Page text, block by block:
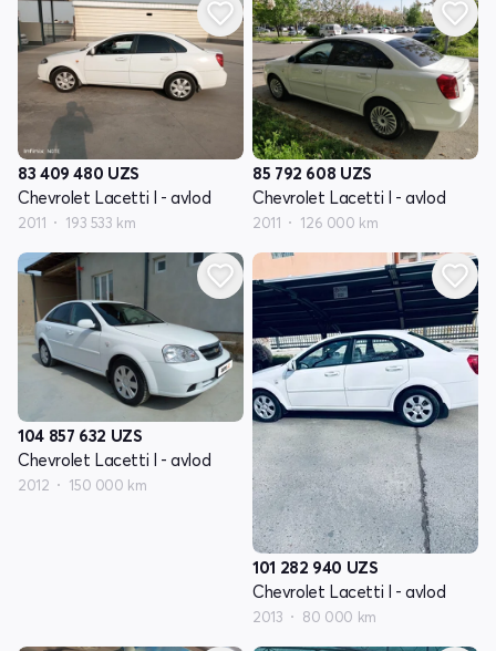
83 409 480 UZS
Chevrolet Lacetti I - avlod
2011 193 533 km
85 792 608 UZS
Chevrolet Lacetti I - avlod
2011 126 000 km
104 857 632 UZS
Chevrolet Lacetti I - avlod
2012 150 000 km
101 282 940 UZS
Chevrolet Lacetti I - avlod
2013 80 000 km